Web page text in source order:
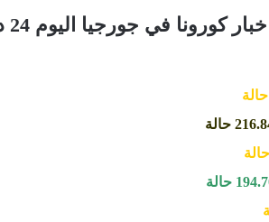
كورونا في جورجيا اليوم 24 ديسمبر
حالة
حالة